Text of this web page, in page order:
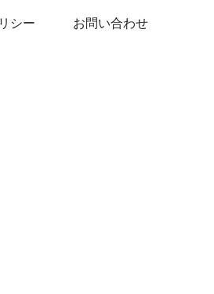
シー お問い合わせ